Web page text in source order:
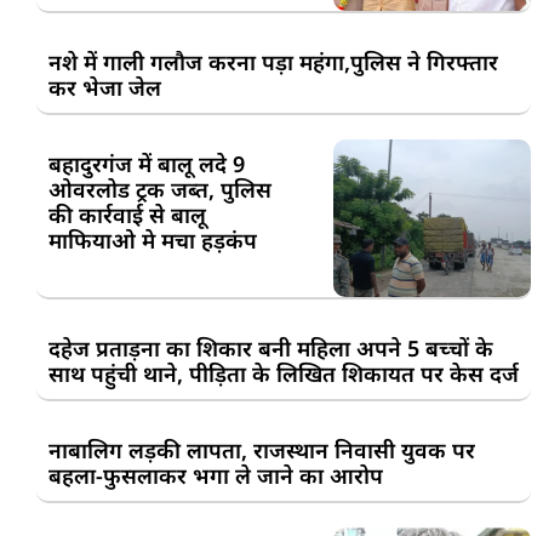
नशे में गाली गलौज करना पड़ा महंगा,पुलिस ने गिरफ्तार
कर भेजा जेल
बहादुरगंज में बालू लदे 9
ओवरलोड ट्रक जब्त, पुलिस
की कार्रवाई से बालू
माफियाओ मे मचा हड़कंप
दहेज प्रताड़ना का शिकार बनी महिला अपने 5 बच्चों के
साथ पहुंची थाने, पीड़िता के लिखित शिकायत पर केस दर्ज
नाबालिग लड़की लापता, राजस्थान निवासी युवक पर
बहला-फुसलाकर भगा ले जाने का आरोप